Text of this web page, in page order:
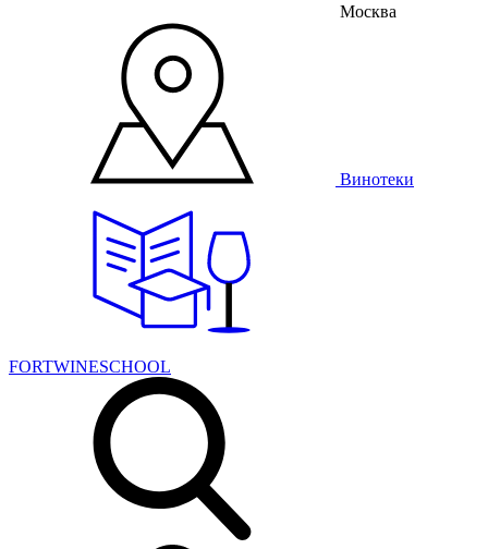
Москва
Винотеки
FORTWINESCHOOL